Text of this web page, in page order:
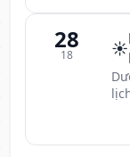
28
18 ☀️